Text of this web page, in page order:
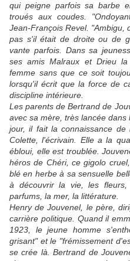
qui peigne parfois sa barbe
troués aux coudes.
Jean-François Revel. "Ambigu,
pas s'il était de droite ou de
vante parfois. Dans sa
ses amis Malraux et Drieu
femme sans que ce soit
lorsqu'il écrit que la force de
discipline intérieure.
Les parents de Bertrand de
avec sa mère, très lancée
jour, il fait la connaissance de
Colette, l'écrivain. Elle a la
ébloui, elle est troublée.
héros de Chéri, ce gigolo
blé en herbe à sa sensuelle
à découvrir la vie, les
parfums, la mer, la littérature.
Henry de Jouvenel, le père,
carrière politique. Quand il
1923, le jeune homme
grisant" et le "frémissement
se crée là. Bertrand de